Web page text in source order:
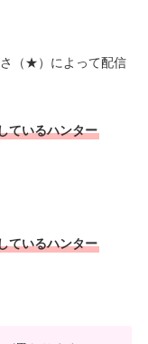
（★）によって配信
ているハンター
ているハンター